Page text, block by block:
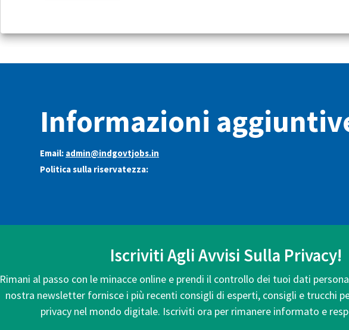
Informazioni
Email: admin@indgovtjobs.in
Politica sulla riservatezza:
Iscriviti Agli Avvisi Sulla Privacy!
Rimani al passo con le minacce online e prendi il controllo dei tuoi dati
nostra newsletter fornisce i più recenti consigli di esperti, consigli e trucchi
privacy nel mondo digitale. Iscriviti ora per rimanere informato e